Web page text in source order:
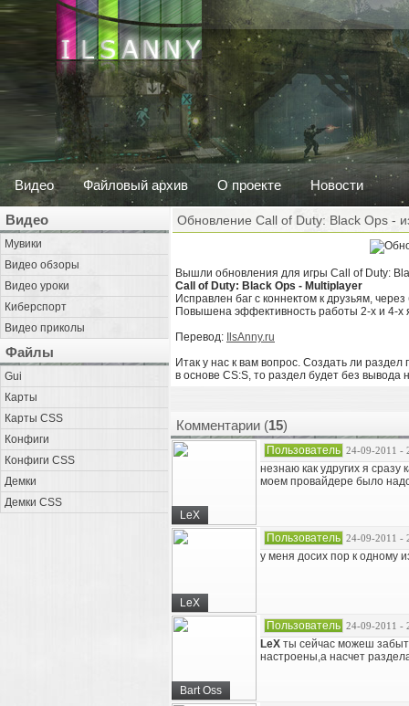
Видео Файловый архив О проекте Новости
Видео
Мувики
Видео обзоры
Видео уроки
Киберспорт
Видео приколы
Файлы
Gui
Карты
Карты CSS
Конфиги
Конфиги CSS
Демки
Демки CSS
Обновление Call of Duty: Black Ops -
Вышли обновления для игры Call of Duty:
Call of Duty: Black Ops - Multiplayer
Исправлен баг с коннектом к друзьям,
Повышена эффективность работы 2-х и 4-х
Перевод:
IlsAnny.ru
Итак у нас к вам вопрос. Создать ли раздел
в основе CS:S, то раздел будет без вывода
Комментарии (15)
LeX
Пользователь 24-09-2011 -
незнаю как удругих я
моем провайдере было
LeX
Пользователь 24-09-2011 -
у меня досих пор к одному
Bart Oss
Пользователь 24-09-2011 -
LeX ты сейчас можеш
настроены,а насчет